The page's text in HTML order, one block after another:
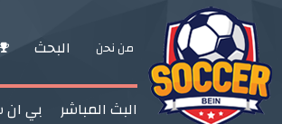
البحث من نحن
بي البث المباشر